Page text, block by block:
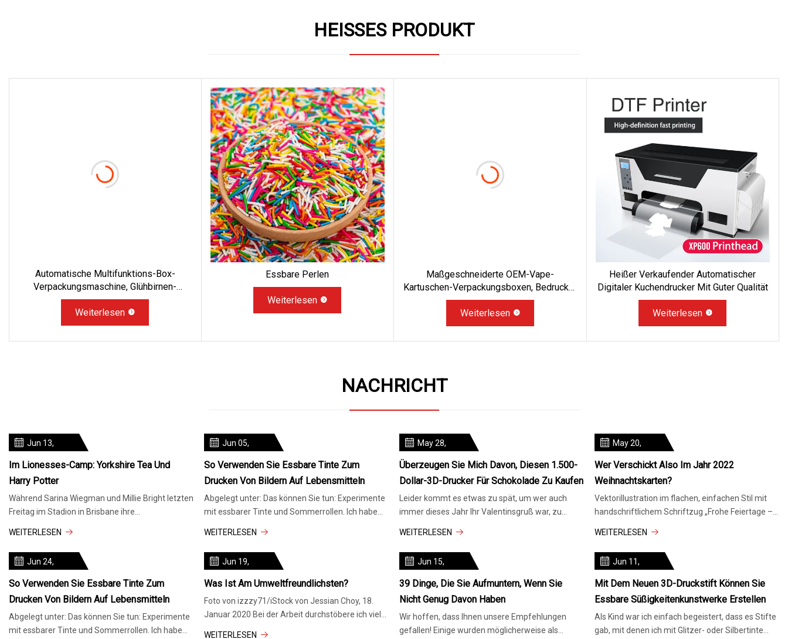
HEISSES PRODUKT
Automatische Multifunktions-Box-
Verpackungsmaschine, Glühbirnen-
Kartonierungs-Verpackungsmaschine
Weiterlesen
Essbare Perlen
Weiterlesen
Maßgeschneiderte OEM-Vape-
Kartuschen-Verpackungsboxen, Bedruckte
Vape-Ölboxen, Einweg-Vape-Pen-0,5-Ml-
Beutel, Blisterbox
Weiterlesen
Heißer Verkaufender Automatischer
Digitaler Kuchendrucker Mit Guter Qualität
Weiterlesen
NACHRICHT
Jun 13,
Im Lionesses-Camp: Yorkshire Tea Und
Harry Potter
Während Sarina Wiegman und Millie Bright letzten
Freitag im Stadion in Brisbane ihre
WEITERLESEN
Jun 05,
So Verwenden Sie Essbare Tinte Zum
Drucken Von Bildern Auf Lebensmitteln
Abgelegt unter: Das können Sie tun: Experimente
mit essbarer Tinte und Sommerrollen. Ich habe
WEITERLESEN
May 28,
Überzeugen Sie Mich Davon, Diesen 1.500-
Dollar-3D-Drucker Für Schokolade Zu Kaufen
Leider kommt es etwas zu spät, um wer auch
immer dieses Jahr Ihr Valentinsgruß war, zu
WEITERLESEN
May 20,
Wer Verschickt Also Im Jahr 2022
Weihnachtskarten?
Vektorillustration im flachen, einfachen Stil mit
handschriftlichem Schriftzug „Frohe Feiertage –
WEITERLESEN
Jun 24,
So Verwenden Sie Essbare Tinte Zum
Drucken Von Bildern Auf Lebensmitteln
Abgelegt unter: Das können Sie tun: Experimente
mit essbarer Tinte und Sommerrollen. Ich habe
Jun 19,
Was Ist Am Umweltfreundlichsten?
Foto von izzzy71/iStock von Jessian Choy, 18.
Januar 2020 Bei der Arbeit durchstöbere ich viele
WEITERLESEN
Jun 15,
39 Dinge, Die Sie Aufmuntern, Wenn Sie
Nicht Genug Davon Haben
Wir hoffen, dass Ihnen unsere Empfehlungen
gefallen! Einige wurden möglicherweise als
Jun 11,
Mit Dem Neuen 3D-Druckstift Können Sie
Essbare Süßigkeitenkunstwerke Erstellen
Als Kind war ich einfach begeistert, dass es Stifte
gab, mit denen ich mit Glitzer- oder Silbertinte